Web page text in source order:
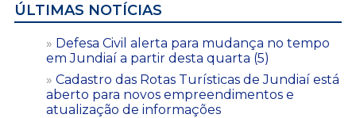
ÚLTIMAS NOTÍCIAS
Defesa Civil alerta para mudança no tempo
em Jundiaí a partir desta quarta (5)
Cadastro das Rotas Turísticas de Jundiaí está
aberto para novos empreendimentos e
atualização de informações